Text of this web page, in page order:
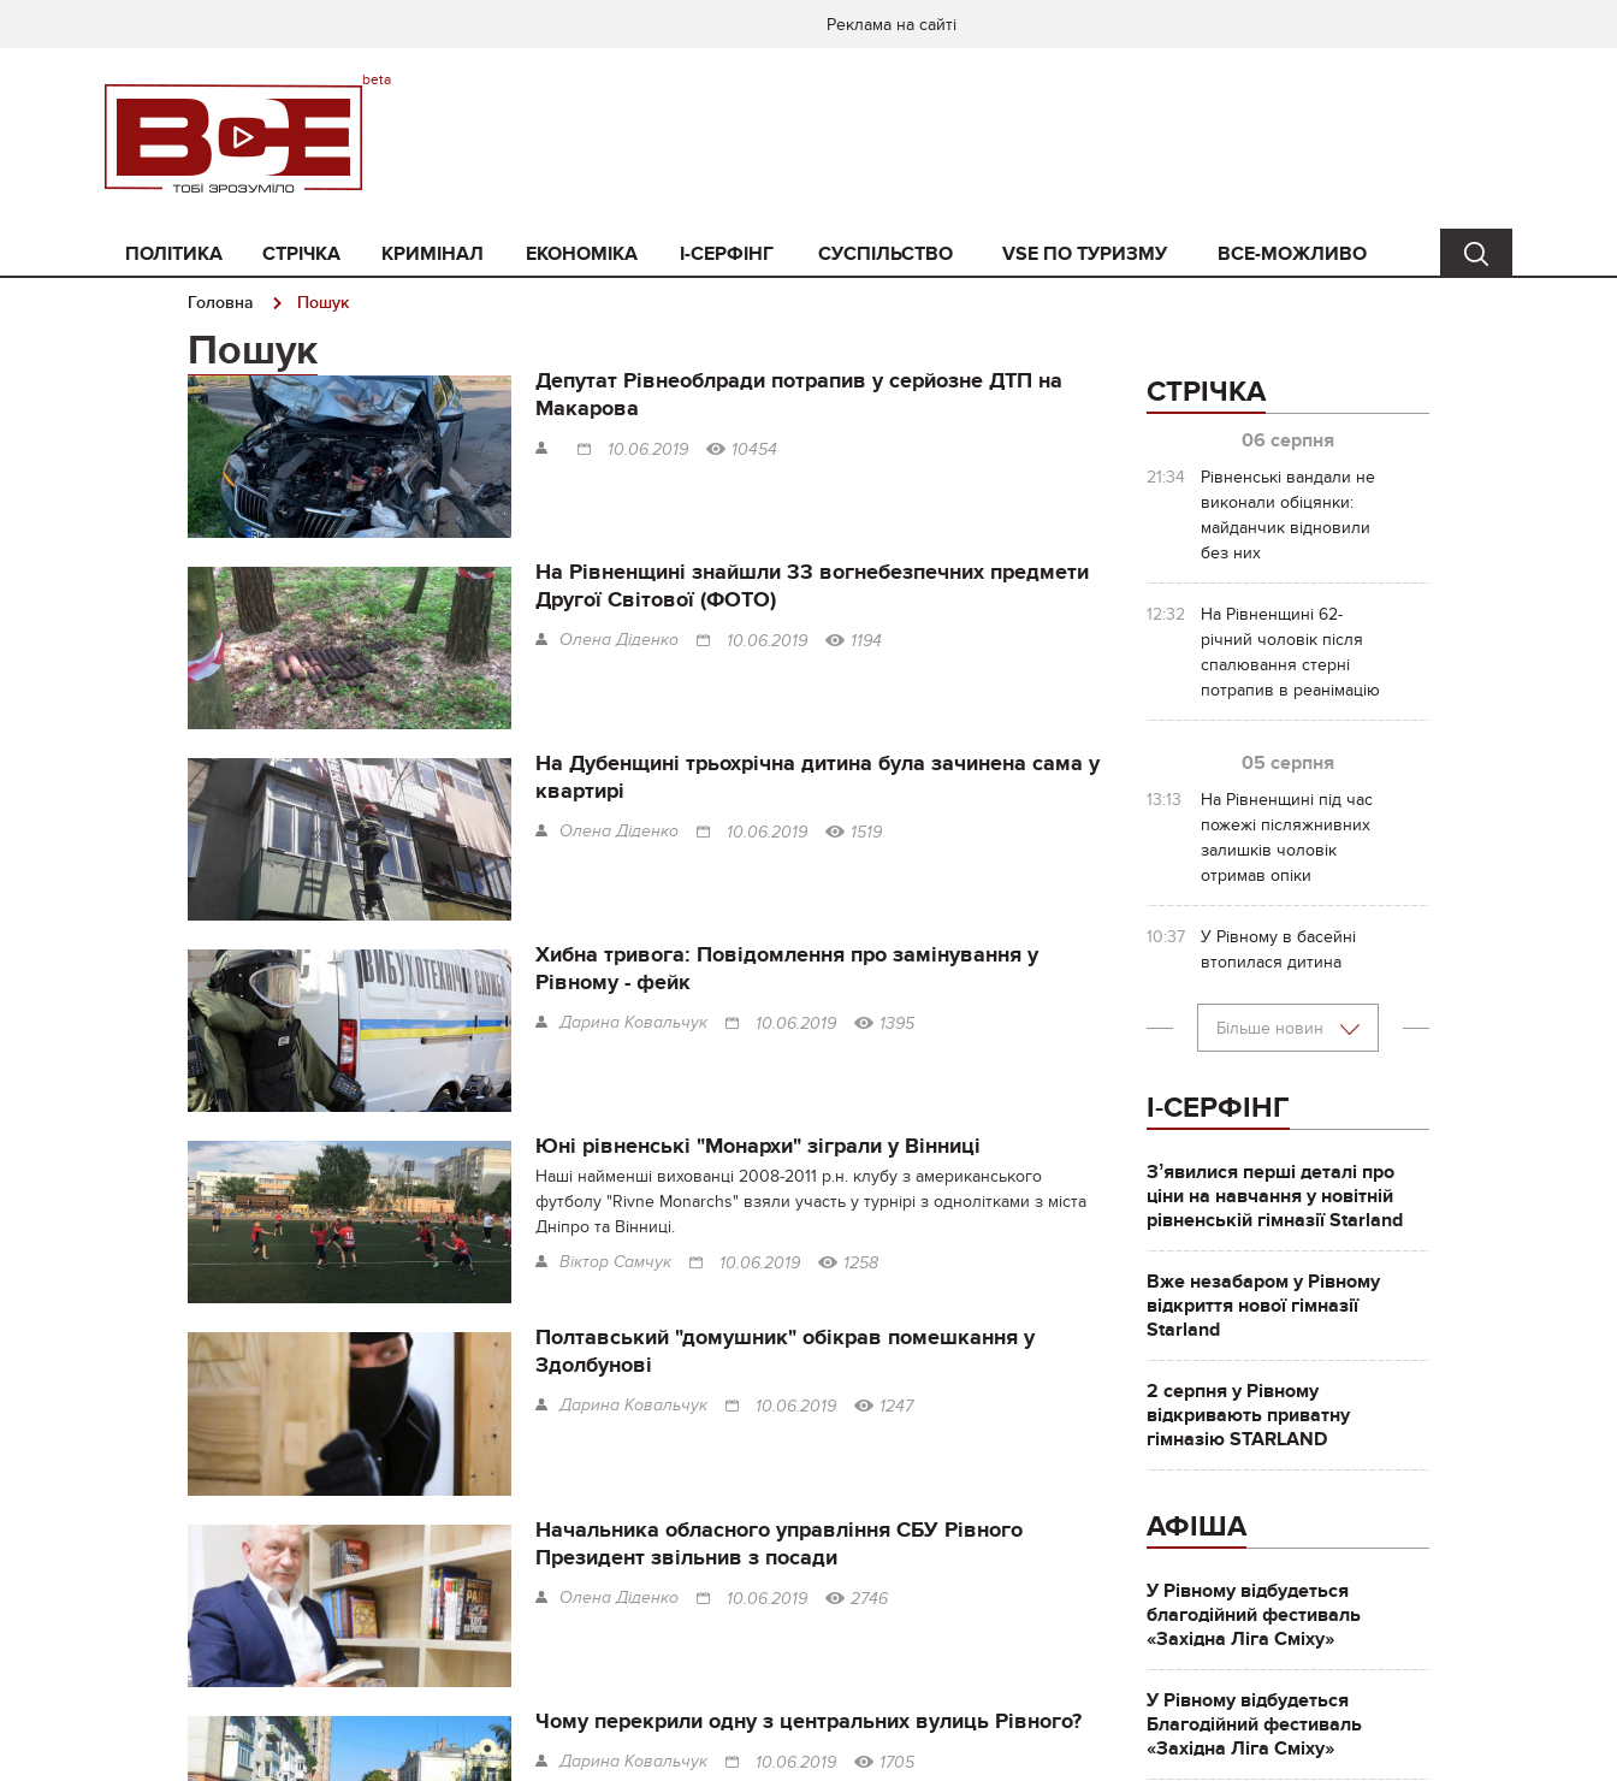
Реклама на сайті
ПОЛІТИКА СТРІЧКА КРИМІНАЛ ЕКОНОМІКА I-СЕРФІНГ СУСПІЛЬСТВО VSE ПО ТУРИЗМУ ВСЕ-МОЖЛИВО
Головна Пошук
Пошук
Депутат Рівнеоблради потрапив у серйозне ДТП на
Макарова
10.06.2019 10454
На Рівненщині знайшли 33 вогнебезпечних предмети
Другої Світової (ФОТО)
Олена Діденко 10.06.2019 1194
На Дубенщині трьохрічна дитина була зачинена сама у
квартирі
Олена Діденко 10.06.2019 1519
Хибна тривога: Повідомлення про замінування у
Рівному - фейк
Дарина Ковальчук 10.06.2019 1395
Юні рівненські "Монархи" зіграли у Вінниці
Наші найменші вихованці 2008-2011 р.н. клубу з американського
футболу "Rivne Monarchs" взяли участь у турнірі з однолітками з міста
Дніпро та Вінниці.
Віктор Самчук 10.06.2019 1258
Полтавський "домушник" обікрав помешкання у
Здолбунові
Дарина Ковальчук 10.06.2019 1247
Начальника обласного управління СБУ Рівного
Президент звільнив з посади
Олена Діденко 10.06.2019 2746
Чому перекрили одну з центральних вулиць Рівного?
Дарина Ковальчук 10.06.2019 1705
СТРІЧКА
06 серпня
21:34
Рівненські вандали не
виконали обіцянки:
майданчик відновили
без них
12:32
На Рівненщині 62-
річний чоловік після
спалювання стерні
потрапив в реанімацію
05 серпня
13:13
На Рівненщині під час
пожежі післяжнивних
залишків чоловік
отримав опіки
10:37
У Рівному в басейні
втопилася дитина
Більше новин
І-СЕРФІНГ
Зʼявилися перші деталі про
ціни на навчання у новітній
рівненській гімназії Starland
Вже незабаром у Рівному
відкриття нової гімназії
Starland
2 серпня у Рівному
відкривають приватну
гімназію STARLAND
АФІША
У Рівному відбудеться
благодійний фестиваль
«Західна Ліга Сміху»
У Рівному відбудеться
Благодійний фестиваль
«Західна Ліга Сміху»